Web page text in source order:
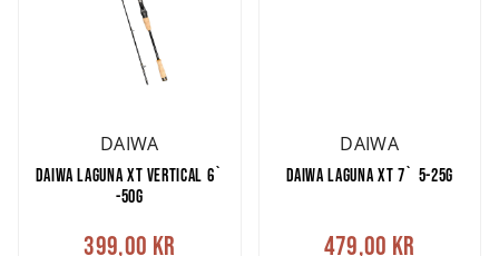
DAIWA
DAIWA LAGUNA XT VERTICAL 6`
-50G
399,00 kr
DAIWA
DAIWA LAGUNA XT 7` 5-25G
479,00 kr